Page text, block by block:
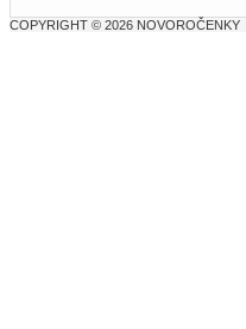
COPYRIGHT © 2026 NOVOROČENKY